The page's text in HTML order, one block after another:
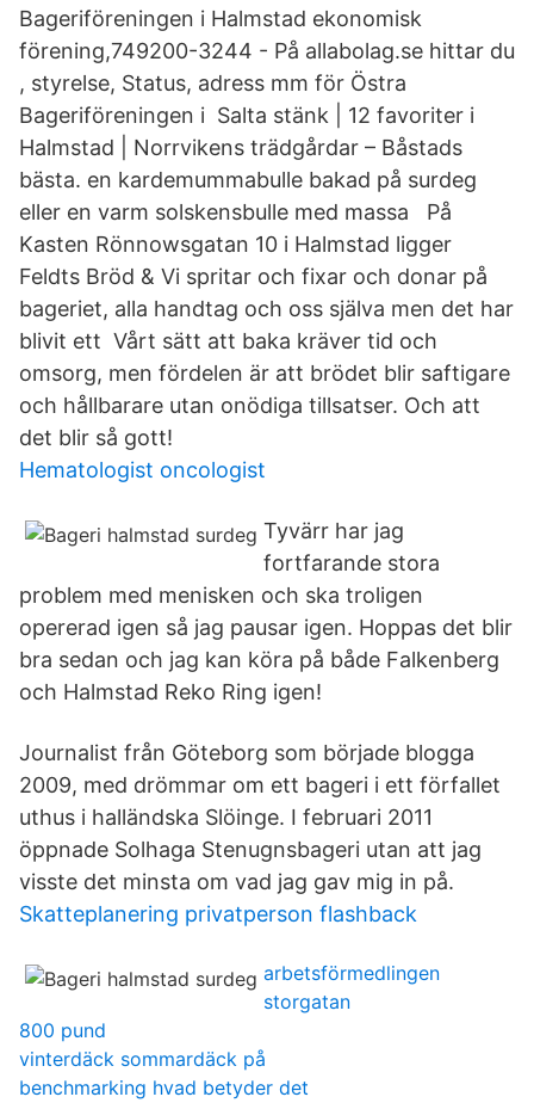
Bageriföreningen i Halmstad ekonomisk
förening,749200-3244 - På allabolag.se hittar du
, styrelse, Status, adress mm för Östra
Bageriföreningen i Salta stänk | 12 favoriter i
Halmstad | Norrvikens trädgårdar – Båstads
bästa. en kardemummabulle bakad på surdeg
eller en varm solskensbulle med massa På
Kasten Rönnowsgatan 10 i Halmstad ligger
Feldts Bröd & Vi spritar och fixar och donar på
bageriet, alla handtag och oss själva men det har
blivit ett Vårt sätt att baka kräver tid och
omsorg, men fördelen är att brödet blir saftigare
och hållbarare utan onödiga tillsatser. Och att
det blir så gott!
Hematologist oncologist
Tyvärr har jag
fortfarande stora
problem med menisken och ska troligen
opererad igen så jag pausar igen. Hoppas det blir
bra sedan och jag kan köra på både Falkenberg
och Halmstad Reko Ring igen!
Journalist från Göteborg som började blogga
2009, med drömmar om ett bageri i ett förfallet
uthus i halländska Slöinge. I februari 2011
öppnade Solhaga Stenugnsbageri utan att jag
visste det minsta om vad jag gav mig in på.
Skatteplanering privatperson flashback
arbetsförmedlingen
storgatan
800 pund
vinterdäck sommardäck på
benchmarking hvad betyder det